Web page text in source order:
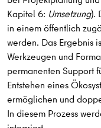
Kapitel 6: Umsetzung).
in einem öffentlich
werden. Das Ergebnis
Werkzeugen und
permanenten Support
Entstehen eines
ermöglichen und
In diesem Prozess